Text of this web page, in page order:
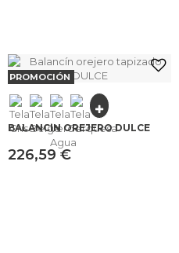
PROMOCIÓN
BALANCÍN OREJERO DULCE
226,59 €